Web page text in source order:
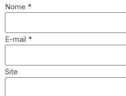
Nome *
E-mail *
Site